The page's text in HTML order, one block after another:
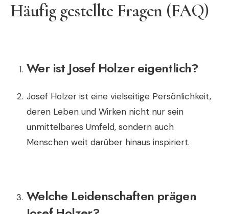
Häufig gestellte Fragen (FAQ)
Wer ist Josef Holzer eigentlich?
Josef Holzer ist eine vielseitige Persönlichkeit,
deren Leben und Wirken nicht nur sein
unmittelbares Umfeld, sondern auch
Menschen weit darüber hinaus inspiriert.
Welche Leidenschaften prägen